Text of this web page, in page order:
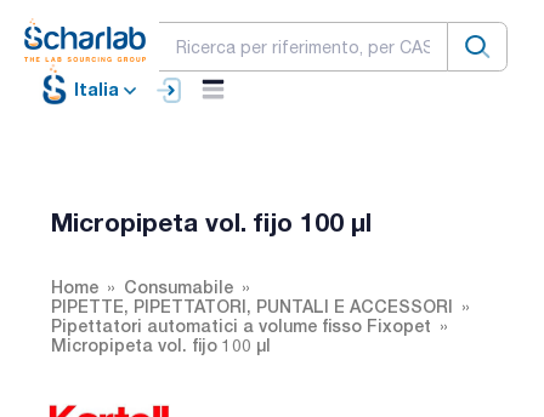
Italia
Micropipeta vol. fijo 100 µl
Home
Consumabile
PIPETTE, PIPETTATORI, PUNTALI E ACCESSORI
Pipettatori automatici a volume fisso Fixopet
Micropipeta vol. fijo 100 µl